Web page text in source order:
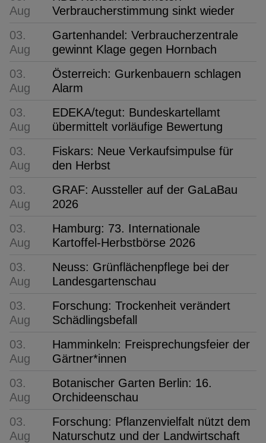
Aug
Verbraucherstimmung sinkt wieder
03.
Aug
Gartenhandel: Verbraucherzentrale
gewinnt Klage gegen Hornbach
03.
Aug
Österreich: Gurkenbauern schlagen
Alarm
03.
Aug
EDEKA/tegut: Bundeskartellamt
übermittelt vorläufige Bewertung
03.
Aug
Fiskars: Neue Verkaufsimpulse für
den Herbst
03.
Aug
GRAF: Aussteller auf der GaLaBau
2026
03.
Aug
Hamburg: 73. Internationale
Kartoffel-Herbstbörse 2026
03.
Aug
Neuss: Grünflächenpflege bei der
Landesgartenschau
03.
Aug
Forschung: Trockenheit verändert
Schädlingsbefall
03.
Aug
Hamminkeln: Freisprechungsfeier der
Gärtner*innen
03.
Aug
Botanischer Garten Berlin: 16.
Orchideenschau
03.
Aug
Forschung: Pflanzenvielfalt nützt dem
Naturschutz und der Landwirtschaft